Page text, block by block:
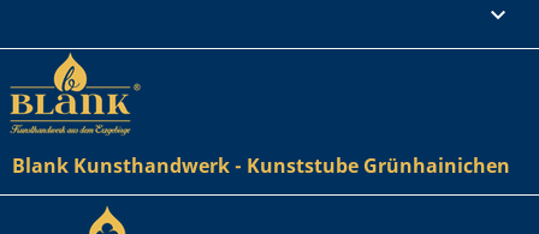

Blank Kunsthandwerk - Kunststube Grünhainichen